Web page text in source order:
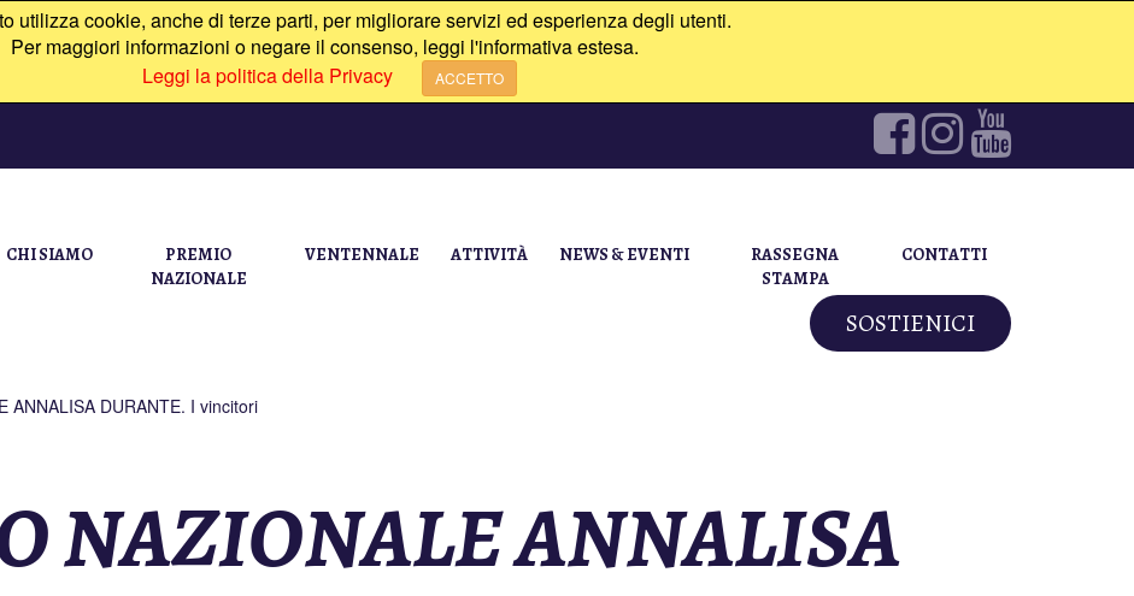
utilizza cookie, anche di terze parti, per migliorare servizi ed esperienza degli utenti.
Per maggiori informazioni o negare il consenso, leggi l'informativa estesa.
Leggi la politica della Privacy
ACCETTO
CHI SIAMO
PREMIO
NAZIONALE
VENTENNALE ATTIVITÀ NEWS & EVENTI
RASSEGNA
STAMPA
CONTATTI
SOSTIENICI
ANNALISA DURANTE. I vincitori
NAZIONALE ANNALISA